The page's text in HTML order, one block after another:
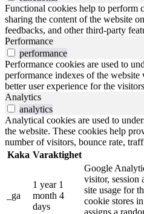
Functional cookies help to perform
sharing the content of the website
feedbacks, and other third-party
Performance
performance
Performance cookies are used to
performance indexes of the
better user experience for the
Analytics
analytics
Analytical cookies are used to
the website. These cookies help
number of visitors, bounce rate,
Kaka Varaktighet
_ga
1 year 1
month 4
days
Google
visitor, session
site usage for
cookie stores
assigns a